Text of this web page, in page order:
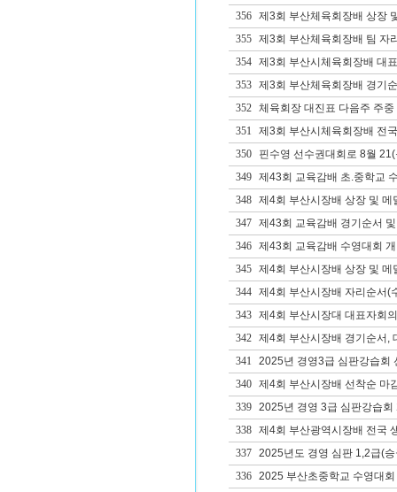
356
제3회 부산체육회장배 상장
355
제3회 부산체육회장배 팀 자
354
제3회 부산시체육회장배 대
353
제3회 부산체육회장배 경기
352
체육회장 대진표 다음주 주중
351
제3회 부산시체육회장배 전
350
핀수영 선수권대회로 8월
349
제43회 교육감배 초.중학교
348
제4회 부산시장배 상장 및 메
347
제43회 교육감배 경기순서
346
제43회 교육감배 수영대회
345
제4회 부산시장배 상장 및 메
344
제4회 부산시장배 자리순서(
343
제4회 부산시장대 대표자회
342
제4회 부산시장배 경기순서,
341
2025년 경영3급 심판강습회
340
제4회 부산시장배 선착순 마
339
2025년 경영 3급 심판강습회
338
제4회 부산광역시장배 전국
337
2025년도 경영 심판 1,2급(
336
2025 부산초중학교 수영대